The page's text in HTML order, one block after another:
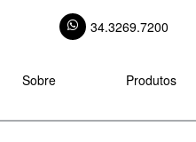
34.3269.7200
Sobre Produtos